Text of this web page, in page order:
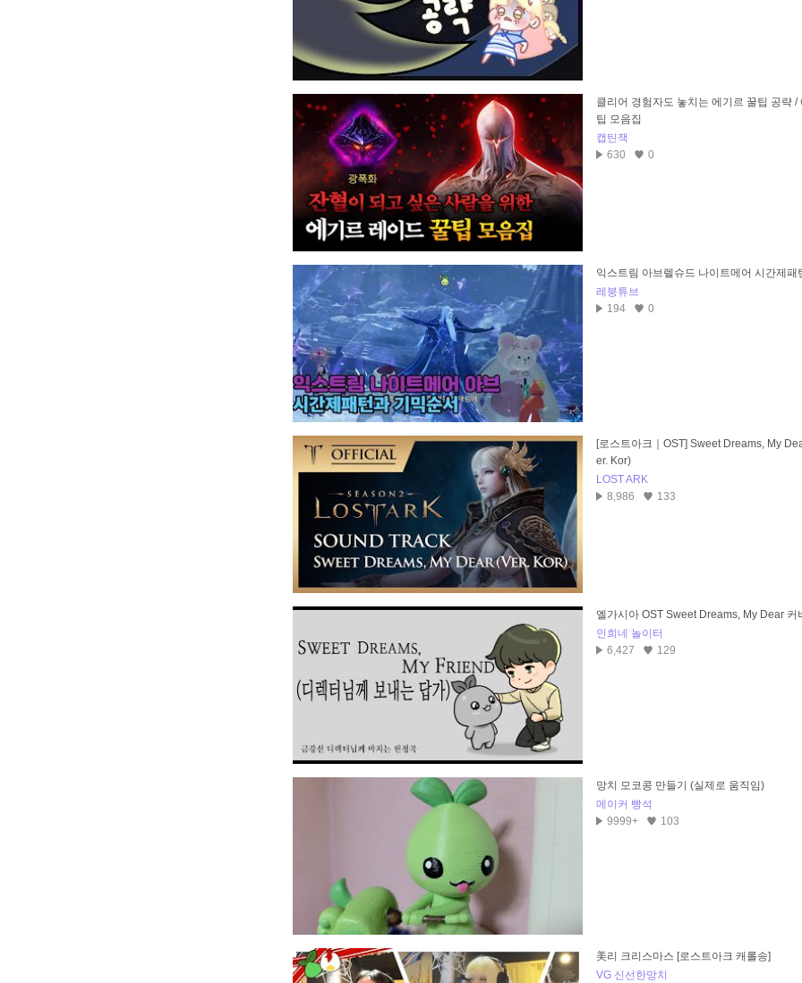
클리어 경험자도 놓치는 에기르 꿀팁 공략 /
팁 모음집
캡틴잭
630
0
익스트림 아브렐슈드 나이트메어 시간제패
레붕튜브
194
0
[로스트아크｜OST] Sweet Dreams, My
er. Kor)
LOST ARK
8,986
133
엘가시아 OST Sweet Dreams, My Dear 커
인희네 놀이터
6,427
129
망치 모코콩 만들기 (실제로 움직임)
메이커 빵석
9999+
103
美리 크리스마스 [로스트아크 캐롤송]
VG 신선한망치